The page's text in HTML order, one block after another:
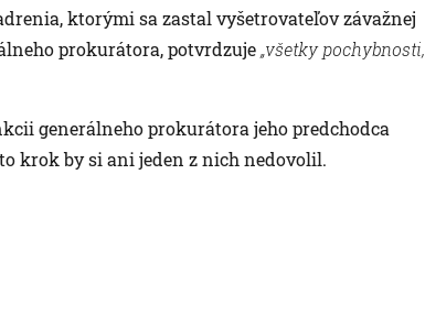
ktorými sa zastal vyšetrovateľov závažnej
prokurátora, potvrdzuje„všetky pochybnosti,
generálneho prokurátora jeho predchodca
krok by si ani jeden z nich nedovolil.